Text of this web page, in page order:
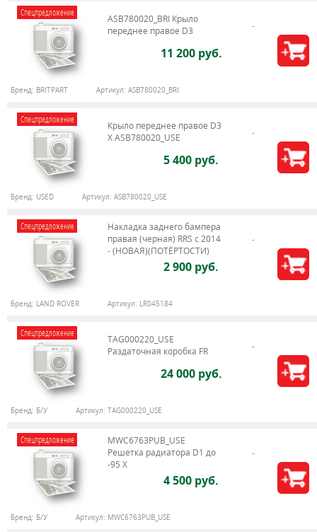
Спецпредложение
ASB780020_BRI Крыло
переднее правое D3
11 200 руб.
Бренд: BRITPART Артикул: ASB780020_BRI
Спецпредложение
Крыло переднее правое D3
X ASB780020_USE
5 400 руб.
Бренд: USED Артикул: ASB780020_USE
Спецпредложение
Накладка заднего бампера
правая (черная) RRS c 2014
- (НОВАЯ)(ПОТЁРТОСТИ)
2 900 руб.
Бренд: LAND ROVER Артикул: LR045184
Спецпредложение
TAG000220_USE
Раздаточная коробка FR
24 000 руб.
Бренд: Б/У Артикул: TAG000220_USE
Спецпредложение
MWC6763PUB_USE
Решетка радиатора D1 до
-95 X
4 500 руб.
Бренд: Б/У Артикул: MWC6763PUB_USE